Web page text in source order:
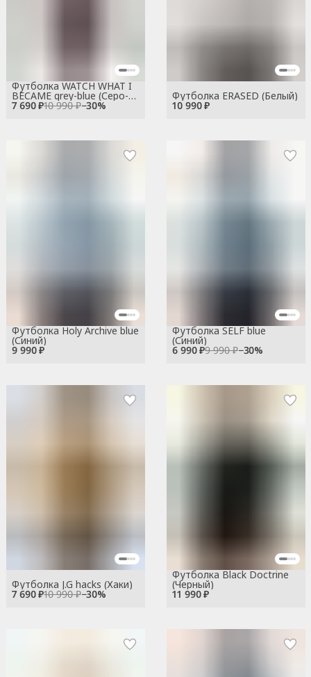
7 690 ₽10 990 ₽−30%
Футболка WATCH WHAT I
BECAME grey-blue (Серо-
синий) 10 990 ₽
Футболка ERASED (Белый)
9 990 ₽
Футболка Holy Archive blue
(Синий)
6 990 ₽9 990 ₽−30%
Футболка SELF blue
(Синий)
7 690 ₽10 990 ₽−30%
Футболка J.G hacks (Хаки)
11 990 ₽
Футболка Black Doctrine
(Черный)